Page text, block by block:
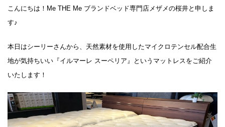
こんにちは！Me THE Me ブランドベッド専門店メザメの桜井と申しま
す♪
本日はシーリーさんから、天然素材を使用したマイクロテンセル配合生
地が気持ちいい『イルマーレ スーペリア』というマットレスをご紹介
いたします！
ブログ BLOG
おしらせ